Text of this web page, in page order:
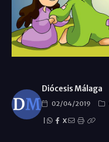
Diócesis Málaga
02/04/2019
X